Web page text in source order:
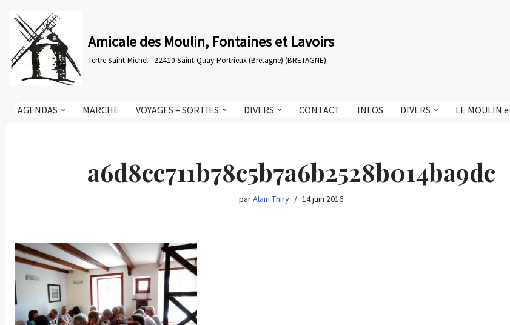
Aller
au
contenu
Amicale des Moulin, Fontaines et Lavoirs
Tertre Saint-Michel - 22410 Saint-Quay-Portrieux (Bretagne) (BRETAGNE)
AGENDAS MARCHE VOYAGES – SORTIES DIVERS CONTACT INFOS DIVERS LE MOULIN
a6d8cc711b78c5b7a6b2528b014ba9dc
parAlain Thiry 14 juin 2016